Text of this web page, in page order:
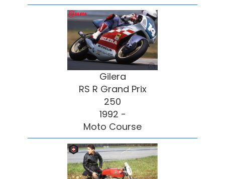
Gilera
RS R Grand Prix
250
1992 -
Moto Course